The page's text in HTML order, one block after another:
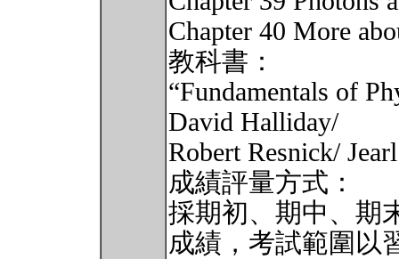
Chapter 40 More
教科書：
“Fundamentals of
David Halliday/
Robert Resnick/
成績評量方式：
採期初、期中、期
成績，考試範圍以